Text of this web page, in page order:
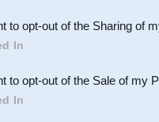
Participants
to opt-out of the Sharing of
In
to opt-out of the Sale of my
In